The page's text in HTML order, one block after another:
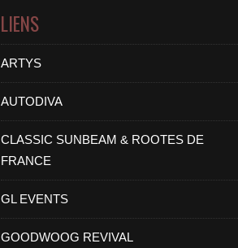
LIENS
ARTYS
AUTODIVA
CLASSIC SUNBEAM & ROOTES DE
FRANCE
GL EVENTS
GOODWOOG REVIVAL